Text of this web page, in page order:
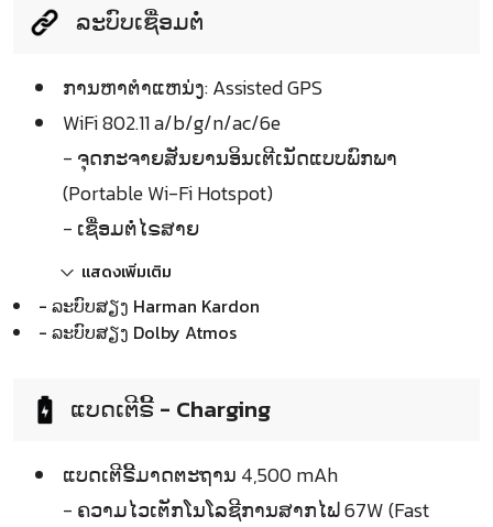
ລະບົບເຊື່ອມຕໍ່
ການຫາຕຳແຫນ່ງ: Assisted GPS
WiFi 802.11 a/b/g/n/ac/6e
- ຈຸດກະຈາຍສັນຍານອິນເຕີເນັດແບບພົກພາ
(Portable Wi-Fi Hotspot)
- ເຊື່ອມຕໍ່ໄຣສາຍ
แสดงเพิ่มเติม
- ລະບົບສຽງ Harman Kardon
- ລະບົບສຽງ Dolby Atmos
ແບດເຕີຣີ້ - Charging
ແບດເຕີຣີ້ມາດຕະຖານ 4,500 mAh
- ຄວາມໄວເຕັກໂນໂລຊີການສາກໄຟ 67W (Fast